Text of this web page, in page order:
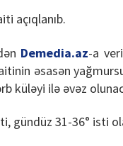
açıqlanıb.
Demedia.az-a
əsasən
küləyi ilə əvəz
gündüz 31-36° isti